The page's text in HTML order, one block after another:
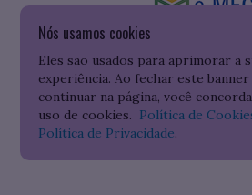
Nós usamos cookies
Eles são usados para aprimorar a
experiência. Ao fechar este
continuar na página, você
uso de cookies. Política de
Política de Privacidade.
Consulte o cadastro da Instituição no